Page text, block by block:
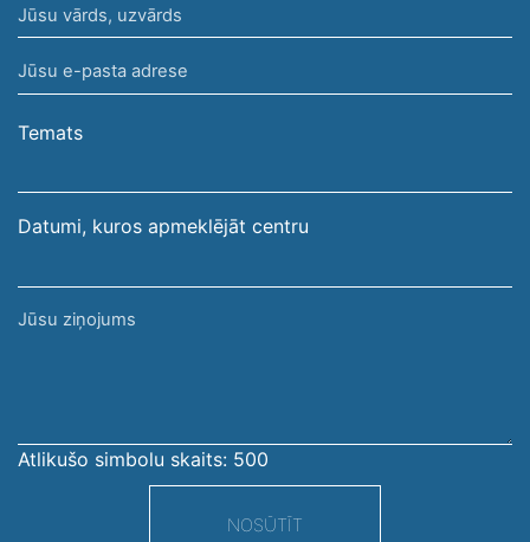
Jūsu
vārds,
uzvārds
Jūsu
e-
pasta
Temats
Datumi, kuros apmeklējāt centru
Jūsu
Atlikušo simbolu skaits: 500
NOSŪTĪT